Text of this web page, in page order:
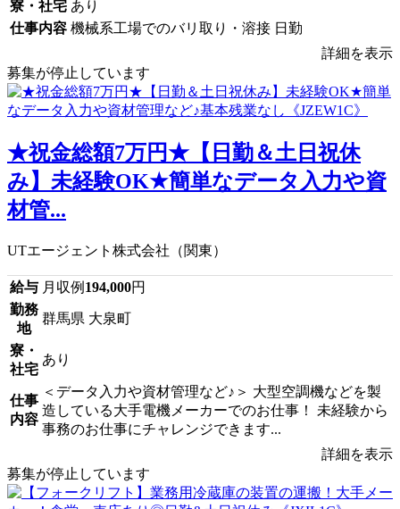
寮・社宅 あり
仕事内容 機械系工場でのバリ取り・溶接 日勤
詳細を表示
募集が停止しています
★祝金総額7万円★【日勤＆土日祝休
み】未経験OK★簡単なデータ入力や資
材管...
UTエージェント株式会社（関東）
給与 月収例 194,000円
勤務
地
群馬県 大泉町
寮・
社宅
あり
仕事
内容
＜データ入力や資材管理など♪＞ 大型空調機などを製
造している大手電機メーカーでのお仕事！ 未経験から
事務のお仕事にチャレンジできます...
詳細を表示
募集が停止しています